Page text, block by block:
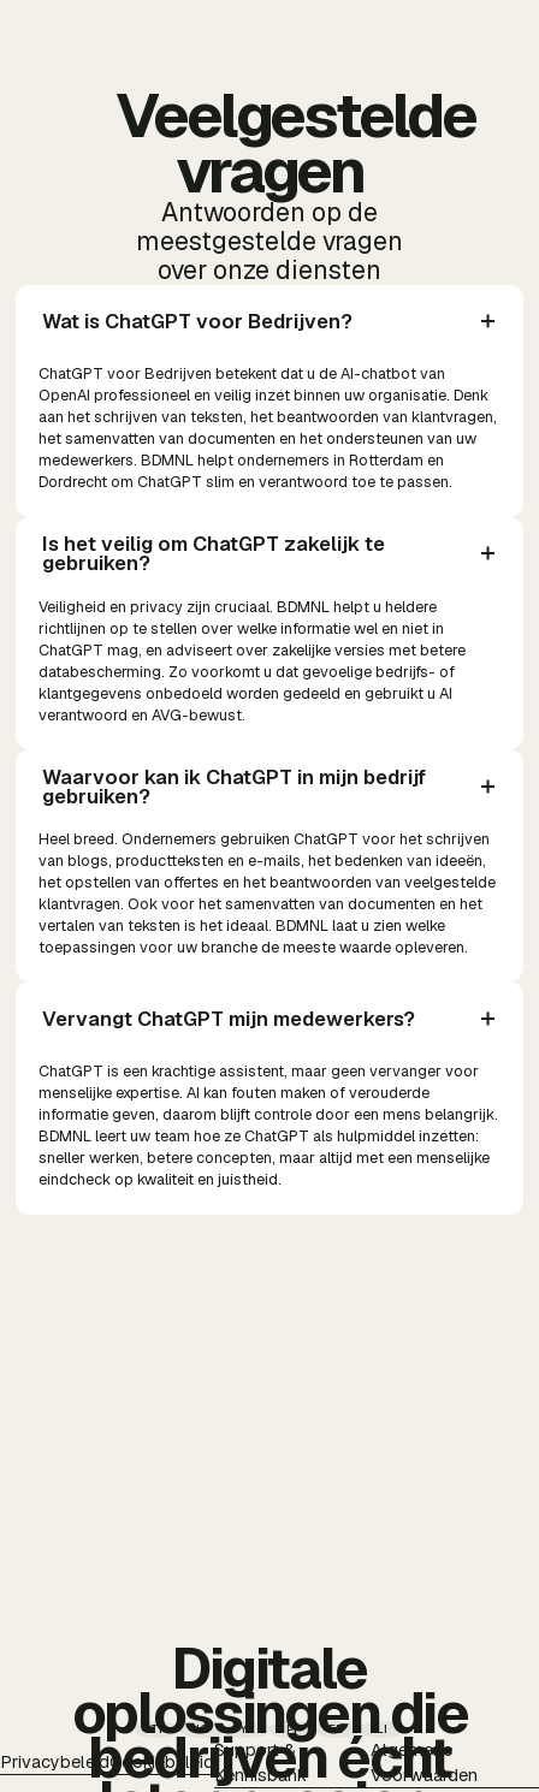
Veelgestelde
vragen
Antwoorden op de
meestgestelde vragen
over onze diensten
Wat is ChatGPT voor Bedrijven?
ChatGPT voor Bedrijven betekent dat u de AI-chatbot van
OpenAI professioneel en veilig inzet binnen uw organisatie. Denk
aan het schrijven van teksten, het beantwoorden van klantvragen,
het samenvatten van documenten en het ondersteunen van uw
medewerkers. BDMNL helpt ondernemers in Rotterdam en
Dordrecht om ChatGPT slim en verantwoord toe te passen.
Is het veilig om ChatGPT zakelijk te
gebruiken?
Veiligheid en privacy zijn cruciaal. BDMNL helpt u heldere
richtlijnen op te stellen over welke informatie wel en niet in
ChatGPT mag, en adviseert over zakelijke versies met betere
databescherming. Zo voorkomt u dat gevoelige bedrijfs- of
klantgegevens onbedoeld worden gedeeld en gebruikt u AI
verantwoord en AVG-bewust.
Waarvoor kan ik ChatGPT in mijn bedrijf
gebruiken?
Heel breed. Ondernemers gebruiken ChatGPT voor het schrijven
van blogs, productteksten en e-mails, het bedenken van ideeën,
het opstellen van offertes en het beantwoorden van veelgestelde
klantvragen. Ook voor het samenvatten van documenten en het
vertalen van teksten is het ideaal. BDMNL laat u zien welke
toepassingen voor uw branche de meeste waarde opleveren.
Vervangt ChatGPT mijn medewerkers?
ChatGPT is een krachtige assistent, maar geen vervanger voor
menselijke expertise. AI kan fouten maken of verouderde
informatie geven, daarom blijft controle door een mens belangrijk.
BDMNL leert uw team hoe ze ChatGPT als hulpmiddel inzetten:
sneller werken, betere concepten, maar altijd met een menselijke
eindcheck op kwaliteit en juistheid.
TT IG YT PI FB LI
PrivacybeleidCookiebeleid
Support &
Kennisbank
Algemene
Voorwaarden
Digitale
oplossingen die
bedrijven écht